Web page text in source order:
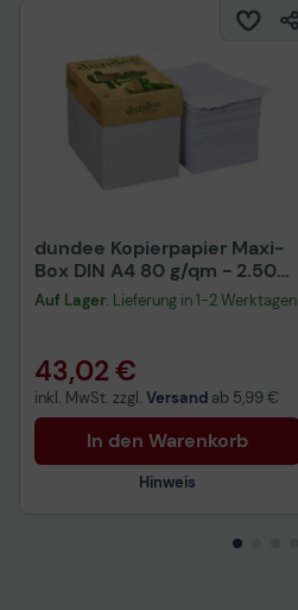
dundee Kopierpapier Maxi-
Box DIN A4 80 g/qm - 2.500
Blatt
Auf Lager: Lieferung in 1-2 Werktagen
43,02 €
inkl. MwSt. zzgl. Versand ab 5,99 €
In den Warenkorb
Hinweis